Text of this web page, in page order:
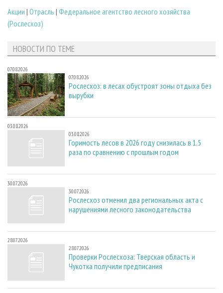
Акции | Отрасль | Федеральное агентство лесного хозяйства
(Рослесхоз)
НОВОСТИ ПО ТЕМЕ
07.08.2026
07.08.2026
Рослесхоз: в лесах обустроят зоны отдыха без
вырубки
03.08.2026
03.08.2026
Горимость лесов в 2026 году снизилась в 1,5
раза по сравнению с прошлым годом
30.07.2026
30.07.2026
Рослесхоз отменил два региональных акта с
нарушениями лесного законодательства
28.07.2026
28.07.2026
Проверки Рослесхоза: Тверская область и
Чукотка получили предписания